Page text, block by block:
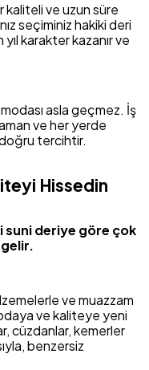
kaliteli ve uzun süre
seçiminiz hakiki deri
karakter kazanır ve
asla geçmez. İş
ve her yerde
tercihtir.
Hissedin
suni deriye göre çok
ve muazzam
ve kaliteye yeni
cüzdanlar, kemerler
benzersiz